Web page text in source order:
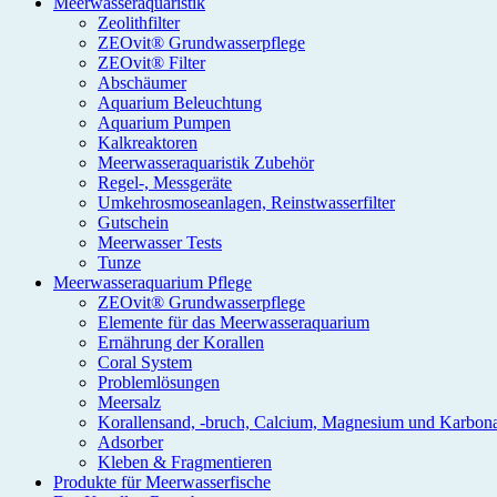
Zeolithfilter
ZEOvit® Grundwasserpflege
ZEOvit® Filter
Abschäumer
Aquarium Beleuchtung
Aquarium Pumpen
Kalkreaktoren
Meerwasseraquaristik Zubehör
Regel-, Messgeräte
Umkehrosmoseanlagen, Reinstwasserfilter
Gutschein
Meerwasser Tests
Tunze
Meerwasseraquarium Pflege
ZEOvit® Grundwasserpflege
Elemente für das Meerwasseraquarium
Ernährung der Korallen
Coral System
Problemlösungen
Meersalz
Korallensand, -bruch, Calcium, Magnesium und
Adsorber
Kleben & Fragmentieren
Produkte für Meerwasserfische